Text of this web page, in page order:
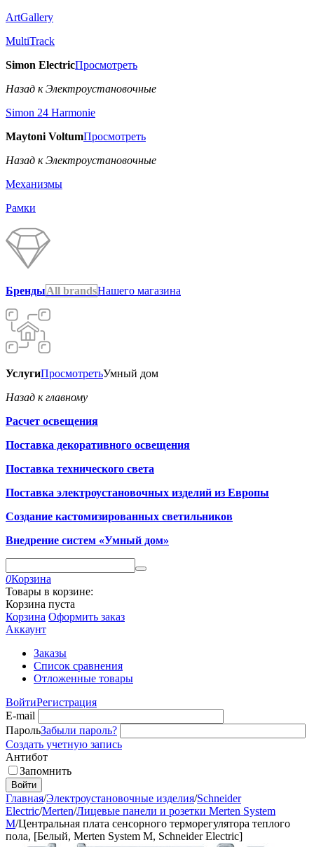
ArtGallery
MultiTrack
Simon ElectricПросмотреть
Назад к Электроустановочные
Simon 24 Harmonie
Maytoni VoltumПросмотреть
Назад к Электроустановочные
Механизмы
Рамки
БрендыAll brandsНашего магазина
УслугиПросмотретьУмный дом
Назад к главному
Расчет освещения
Поставка декоративного освещения
Поставка технического света
Поставка электроустановочных изделий из Европы
Создание кастомизированных светильников
Внедрение систем «Умный дом»
0Корзина
Товары в корзине:
Корзина пуста
Корзина Оформить заказ
Аккаунт
Заказы
Список сравнения
Отложенные товары
ВойтиРегистрация
E-mail
ПарольЗабыли пароль?
Создать учетную запись
Антибот
Запомнить
Войти
Главная/Электроустановочные изделия/Schneider
Electric/Merten/Лицевые панели и розетки Merten System
M/Центральная плата сенсорного терморегулятора теплого
пола, [Белый, Merten System M, Schneider Electric]